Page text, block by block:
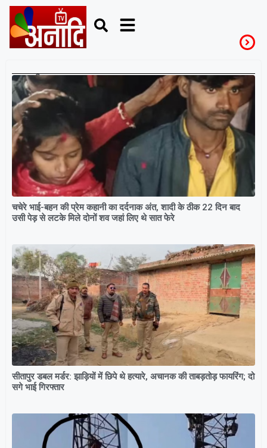
सीतापुर
चचेरे भाई-बहन की प्रेम कहानी का दर्दनाक अंत, शादी के ठीक 22 दिन बाद
उसी पेड़ से लटके मिले दोनों शव जहां लिए थे सात फेरे
सीतापुर डबल मर्डर: झाड़ियों में छिपे थे हत्यारे, अचानक की ताबड़तोड़ फायरिंग; दो
सगे भाई गिरफ्तार